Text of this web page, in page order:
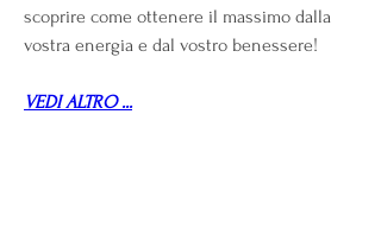
scoprire come ottenere il massimo dalla
vostra energia e dal vostro benessere!
VEDI ALTRO ...